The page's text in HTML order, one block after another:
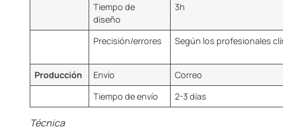
Tiempo de
diseño
3h
Precisión/errores Según los profesionales
Producción
Envío Correo
Tiempo de envío
2-3 días
Técnica